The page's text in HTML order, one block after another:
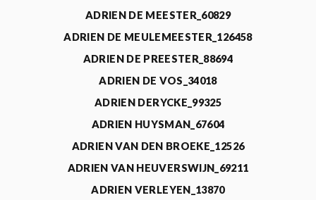
ADRIEN DE MEESTER_60829
ADRIEN DE MEULEMEESTER_126458
ADRIEN DE PREESTER_88694
ADRIEN DE VOS_34018
ADRIEN DERYCKE_99325
ADRIEN HUYSMAN_67604
ADRIEN VAN DEN BROEKE_12526
ADRIEN VAN HEUVERSWIJN_69211
ADRIEN VERLEYEN_13870